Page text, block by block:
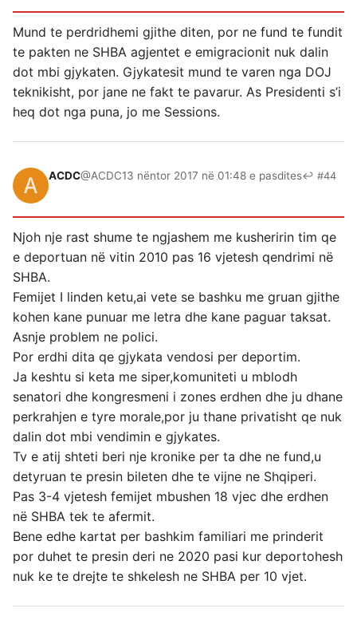
Mund te perdridhemi gjithe diten, por ne fund te fundit
te pakten ne SHBA agjentet e emigracionit nuk dalin
dot mbi gjykaten. Gjykatesit mund te varen nga DOJ
teknikisht, por jane ne fakt te pavarur. As Presidenti s’i
heq dot nga puna, jo me Sessions.
ACDC@ACDC13 nëntor 2017 në 01:48 e pasdites↩ #44
Njoh nje rast shume te ngjashem me kusheririn tim qe
e deportuan në vitin 2010 pas 16 vjetesh qendrimi në
SHBA.
Femijet I linden ketu,ai vete se bashku me gruan gjithe
kohen kane punuar me letra dhe kane paguar taksat.
Asnje problem ne polici.
Por erdhi dita qe gjykata vendosi per deportim.
Ja keshtu si keta me siper,komuniteti u mblodh
senatori dhe kongresmeni i zones erdhen dhe ju dhane
perkrahjen e tyre morale,por ju thane privatisht qe nuk
dalin dot mbi vendimin e gjykates.
Tv e atij shteti beri nje kronike per ta dhe ne fund,u
detyruan te presin bileten dhe te vijne ne Shqiperi.
Pas 3-4 vjetesh femijet mbushen 18 vjec dhe erdhen
në SHBA tek te afermit.
Bene edhe kartat per bashkim familiari me prinderit
por duhet te presin deri ne 2020 pasi kur deportohesh
nuk ke te drejte te shkelesh ne SHBA per 10 vjet.